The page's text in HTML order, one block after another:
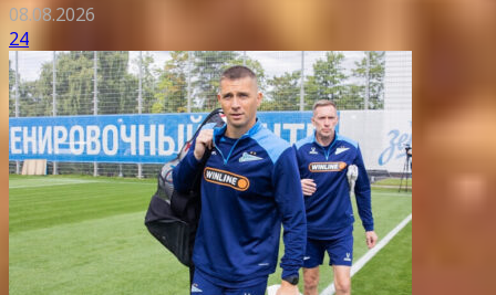
08.08.2026
24